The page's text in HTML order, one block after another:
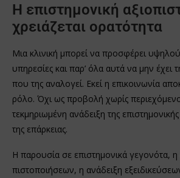
Η επιστημονική
χρειάζεται ορατότητα
Μια κλινική μπορεί να προσφέρει
υπηρεσίες και παρ’ όλα αυτά να μην έχει
που της αναλογεί. Εκεί η επικοινωνία
ρόλο. Όχι ως προβολή χωρίς
τεκμηριωμένη ανάδειξη της
της επάρκειας.
Η παρουσία σε επιστημονικά γεγονότα,
πιστοποιήσεων, η ανάδειξη